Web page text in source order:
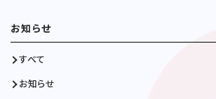
お知らせ
すべて
お知らせ